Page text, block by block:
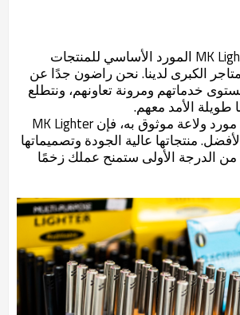
اليوم، أصبحت MK Lighter المورد الأساسي للمنتجات
الكبرى لدينا. نحن راضون جدًا عن
خدماتهم ومرونة تعاونهم، ونتطلع
طويلة الأمد معهم.
إذا كنت تبحث عن مورد ولاعة موثوق به، فإن MK Lighter
منتجاتها عالية الجودة وتصميماتها
من الدرجة الأولى ستمنح عملك زخمًا